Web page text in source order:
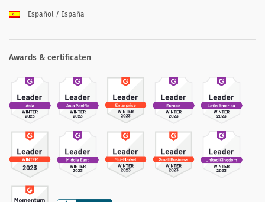
Español / España
Awards & certificaten